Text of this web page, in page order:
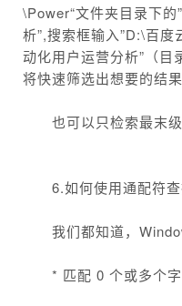
\Power“文件夹目录下
析”,搜索框输入”D:\百
动化用户运营分析”（目
将快速筛选出想要的结果
也可以只检索最末级
6.如何使用通配符查
我们都知道，
* 匹配 0 个或多个